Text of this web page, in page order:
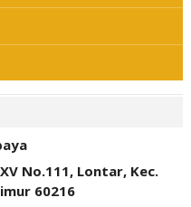
No.111, Lontar, Kec.
60216